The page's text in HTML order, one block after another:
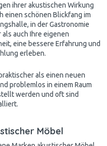
ihrer akustischen Wirkung
einen schönen Blickfang im
in der Gastronomie
auch Ihre eigenen
eine bessere Erfahrung und
erleben.
als einen neuen
problemlos in einem Raum
werden und oft sind
Möbel